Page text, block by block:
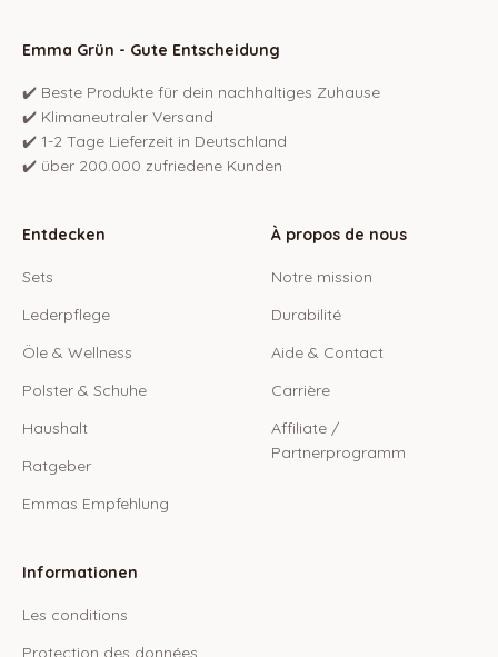
Emma Grün - Gute Entscheidung
✔️ Beste Produkte für dein nachhaltiges Zuhause
✔️ Klimaneutraler Versand
✔️ 1-2 Tage Lieferzeit in Deutschland
✔️ über 200.000 zufriedene Kunden
Entdecken
Sets
Lederpflege
Öle & Wellness
Polster & Schuhe
Haushalt
Ratgeber
Emmas Empfehlung
À propos de nous
Notre mission
Durabilité
Aide & Contact
Carrière
Affiliate /
Partnerprogramm
Informationen
Les conditions
Protection des données